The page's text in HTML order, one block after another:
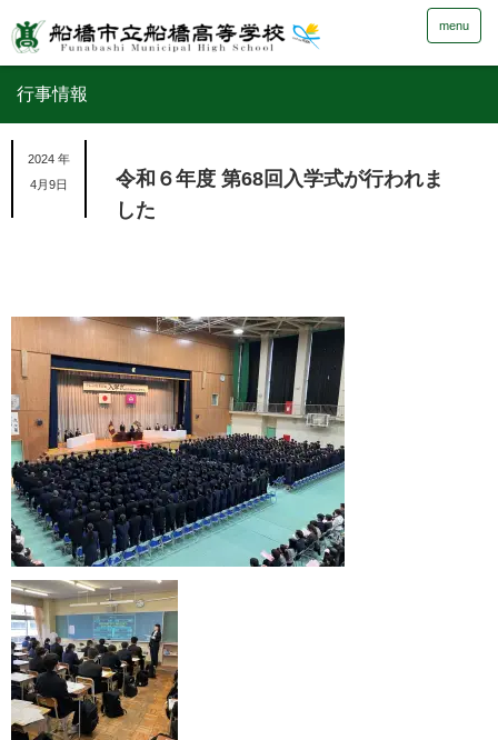
menu
行事情報
2024 年
4月9日
令和６年度 第68回入学式が行われま
した